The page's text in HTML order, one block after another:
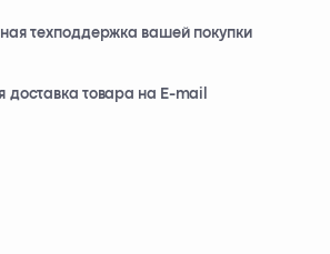
техподдержка вашей покупки
доставка товара на E-mail